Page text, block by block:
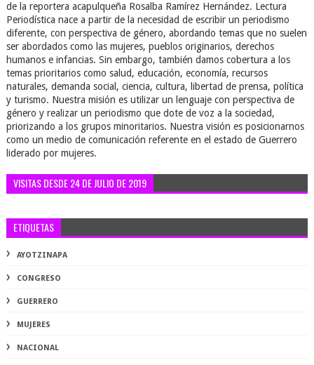
de la reportera acapulqueña Rosalba Ramírez Hernández. Lectura
Periodística nace a partir de la necesidad de escribir un periodismo
diferente, con perspectiva de género, abordando temas que no suelen
ser abordados como las mujeres, pueblos originarios, derechos
humanos e infancias. Sin embargo, también damos cobertura a los
temas prioritarios como salud, educación, economía, recursos
naturales, demanda social, ciencia, cultura, libertad de prensa, política
y turismo. Nuestra misión es utilizar un lenguaje con perspectiva de
género y realizar un periodismo que dote de voz a la sociedad,
priorizando a los grupos minoritarios. Nuestra visión es posicionarnos
como un medio de comunicación referente en el estado de Guerrero
liderado por mujeres.
VISITAS DESDE 24 DE JULIO DE 2019
ETIQUETAS
AYOTZINAPA
CONGRESO
GUERRERO
MUJERES
NACIONAL